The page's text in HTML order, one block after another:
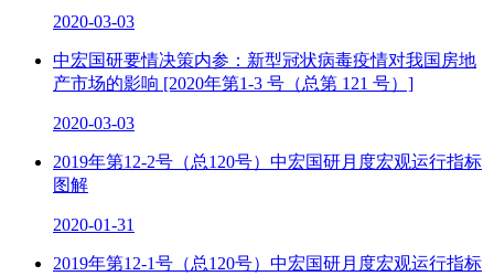
2020-03-03
中宏国研要情决策内参：新型冠状病毒疫情对我国房地
产市场的影响 [2020年第1-3 号（总第 121 号）]
2020-03-03
2019年第12-2号（总120号）中宏国研月度宏观运行指标
图解
2020-01-31
2019年第12-1号（总120号）中宏国研月度宏观运行指标